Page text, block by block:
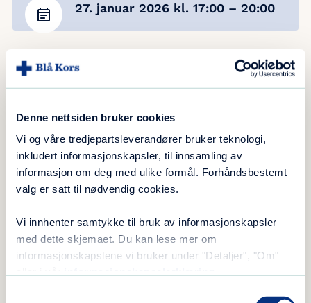
Denne nettsiden bruker cookies
Vi og våre tredjepartsleverandører bruker teknologi,
inkludert informasjonskapsler, til innsamling av
informasjon om deg med ulike formål. Forhåndsbestemt
valg er satt til nødvendig cookies.
Vi innhenter samtykke til bruk av informasjonskapsler
med dette skjemaet. Du kan lese mer om
informasjonskapslene vi bruker under "Detaljer", "Om"
27. januar 2026 kl. 17:00 – 20:00
Dette er et kurs som vil gi deg grunnleggende
– Budsjettering​
– Hvordan gjeld vokser​
​Vi legger vekt på praktiske eksempler og
Ingen forhåndskunnskaper er nødvendig. ​